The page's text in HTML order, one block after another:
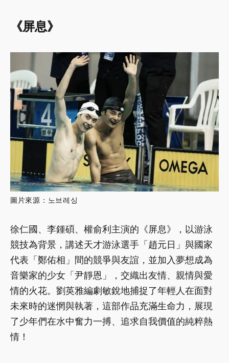
《屏息》
圖片來源：노브레싱
徐仁國、李鍾碩、權俞利主演的《屏息》，以游泳
競技為背景，講述天才游泳選手「趙元日」與國家
代表「鄭佑相」間的競爭與友誼，並加入夢想成為
音樂家的少女「尹靜恩」，交織出友情、親情與愛
情的火花。劉英雅編劇敏銳地捕捉了年輕人在面對
未來時的迷惘與執著，這部作品充滿生命力，展現
了少年們在水中奮力一搏、追求自我價值的純粹熱
情！